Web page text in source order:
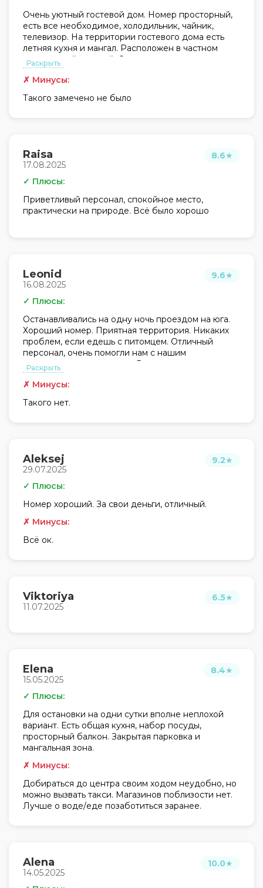
Очень уютный гостевой дом. Номер просторный,
есть все необходимое, холодильник, чайник,
телевизор. На территории гостевого дома есть
летняя кухня и мангал. Расположен в частном
секторе, район тихий. Снимали номер на сутки,
остались только хорошие впечатления, спасибо за
гостеприимство!
Раскрыть
✗ Минусы:
Такого замечено не было
Raisa
17.08.2025
8.6★
✓ Плюсы:
Приветливый персонал, спокойное место,
практически на природе. Всё было хорошо
Leonid
16.08.2025
9.6★
✓ Плюсы:
Останавливались на одну ночь проездом на юга.
Хороший номер. Приятная территория. Никаких
проблем, если едешь с питомцем. Отличный
персонал, очень помогли нам с нашим
нестандартным запросом. В целом очень хорошее
впечатление, нам понравилось. Смело могу
рекомендовать.
Раскрыть
✗ Минусы:
Такого нет.
Aleksej
29.07.2025
9.2★
✓ Плюсы:
Номер хороший. За свои деньги, отличный.
✗ Минусы:
Всё ок.
Viktoriya
11.07.2025
6.5★
Elena
15.05.2025
8.4★
✓ Плюсы:
Для остановки на одни сутки вполне неплохой
вариант. Есть общая кухня, набор посуды,
просторный балкон. Закрытая парковка и
мангальная зона.
✗ Минусы:
Добираться до центра своим ходом неудобно, но
можно вызвать такси. Магазинов поблизости нет.
Лучше о воде/еде позаботиться заранее.
Alena
14.05.2025
10.0★